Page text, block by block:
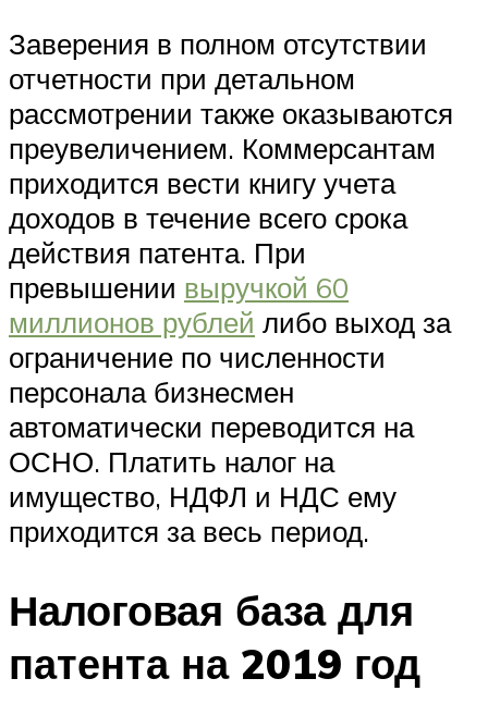
Заверения в полном отсутствии
отчетности при детальном
рассмотрении также оказываются
преувеличением. Коммерсантам
приходится вести книгу учета
доходов в течение всего срока
действия патента. При
превышении выручкой 60
миллионов рублей либо выход за
ограничение по численности
персонала бизнесмен
автоматически переводится на
ОСНО. Платить налог на
имущество, НДФЛ и НДС ему
приходится за весь период.
Налоговая база для
патента на 2019 год